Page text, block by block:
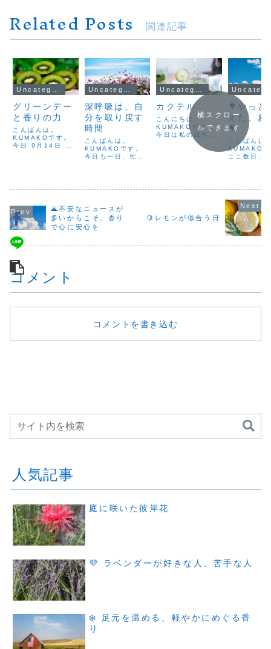
Related Posts 関連記事
グリーンデー
と香りの力
こんばんは。
KUMAKOです。
今日 9月14日 は
す。ニュージーラ
ンド産キウイフル
ーツの輸入・管
理・マーケティン
グなどを行う同社
が...
深呼吸は、自
分を取り戻す
時間
こんばんは。
KUMAKOです。
今日も一日、忙し
うちに、気づけば
せんか？そんなと
きは、大きく息を
吸って、ゆっくり
カクテル
こんにちは。
KUMAKOです。
今日は私の誕生日
😄 そして世界で
は「カクテルデ
ています。1806
て「カクテル」と
いう言葉が登場し
🌳やっと
えた、夏
🌳
こんばんは
KUMAKO
ここ数日、
っと混ざる
ン…」とい
あぁ、夏が
に来たなあ
の奥がふわ
るみます。
横スクロー
ルできます
🌋不安なニュースが
多いからこそ、香り
で心に安心を
🍋レモンが似合う日
コメント
コメントを書き込む
人気記事
庭に咲いた彼岸花
💜 ラベンダーが好きな人、苦手な人
❄️ 足元を温める、軽やかにめぐる香
り